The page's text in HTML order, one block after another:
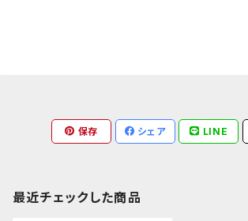
保存 シェア LINE
最近チェックした商品